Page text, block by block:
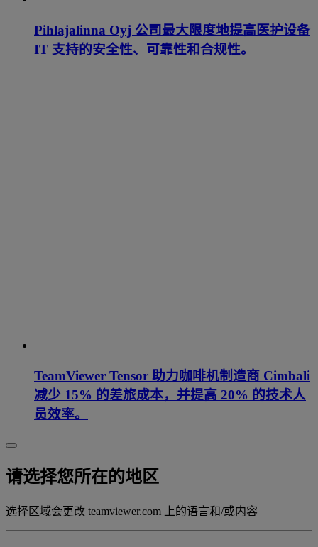
Pihlajalinna Oyj 公司最大限度地提高医护设备
IT 支持的安全性、可靠性和合规性。
TeamViewer Tensor 助力咖啡机制造商 Cimbali
减少 15% 的差旅成本，并提高 20% 的技术人
员效率。
请选择您所在的地区
选择区域会更改 teamviewer.com 上的语言和/或内容